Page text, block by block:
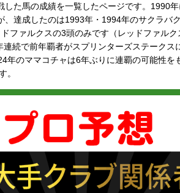
した馬の成績を一覧したページです。1990
達成したのは1993年・1994年のサクラバ
ファルクスの3頭のみです（レッドファル
続で前年覇者がスプリンターズステークス
年のママコチャは6年ぶりに連覇の可能性
。